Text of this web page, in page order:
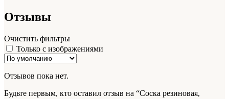
Отзывы
Очистить фильтры
Только с изображениями
Отзывов пока нет.
Будьте первым, кто оставил отзыв на “Соска резиновая,